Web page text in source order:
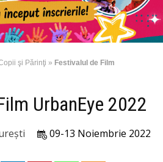
şi Părinţi » Festivalul de Film
UrbanEye 2022
09-13 Noiembrie 2022